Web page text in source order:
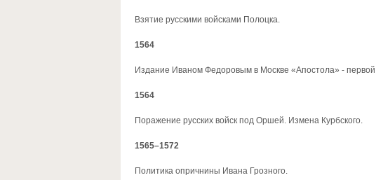
Взятие русскими войсками Полоцка.
1564
Издание Иваном Федоровым в Москве «Апостола» - первой
1564
Поражение русских войск под Оршей. Измена Курбского.
1565–1572
Политика опричнины Ивана Грозного.